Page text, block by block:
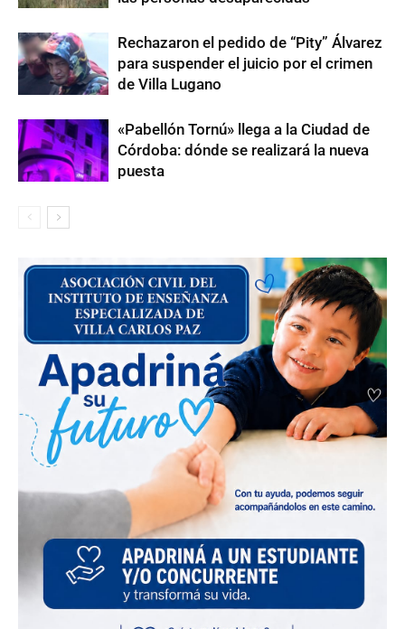
Rechazaron el pedido de “Pity” Álvarez
para suspender el juicio por el crimen
de Villa Lugano
«Pabellón Tornú» llega a la Ciudad de
Córdoba: dónde se realizará la nueva
puesta